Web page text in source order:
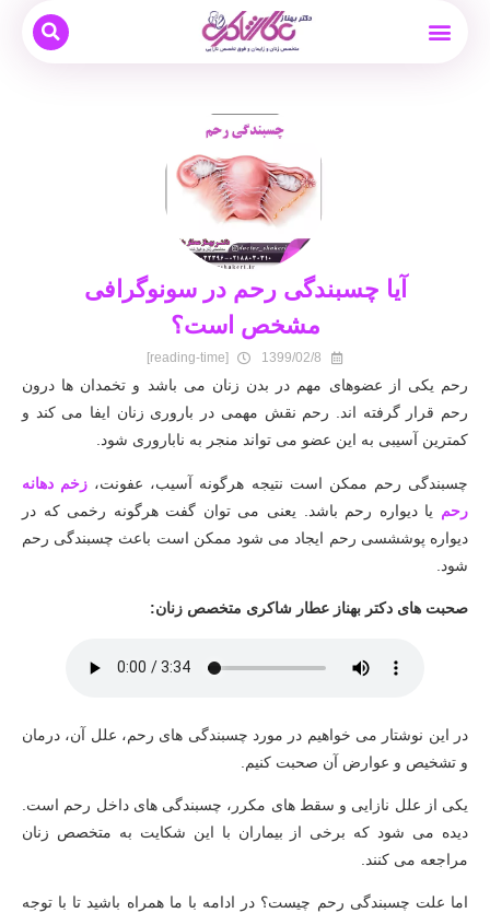
آیا چسبندگی رحم در سونوگرافی
مشخص است؟
1399/02/8
[reading-time]
رحم یکی از عضوهای مهم در بدن زنان می باشد و تخمدان ها درون
رحم قرار گرفته اند. رحم نقش مهمی در باروری زنان ایفا می کند و
کمترین آسیبی به این عضو می تواند منجر به ناباروری شود.
چسبندگی رحم ممکن است نتیجه هرگونه آسیب، عفونت، زخم دهانه
رحم یا دیواره رحم باشد. یعنی می توان گفت هرگونه رخمی که در
دیواره پوششسی رحم ایجاد می شود ممکن است باعث چسبندگی رحم
شود.
صحبت های دکتر بهناز عطار شاکری متخصص زنان:
در این نوشتار می خواهیم در مورد چسبندگی های رحم، علل آن، درمان
و تشخیص و عوارض آن صحبت کنیم.
یکی از علل نازایی و سقط های مکرر، چسبندگی های داخل رحم است.
دیده می شود که برخی از بیماران با این شکایت به متخصص زنان
مراجعه می کنند.
اما علت چسبندگی رحم چیست؟ در ادامه با ما همراه باشید تا با توجه